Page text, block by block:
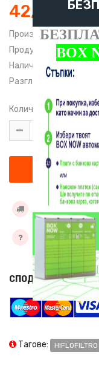
42,10 € /
Производител:
Продуктов код:
Наличност:
Разгледан:
Количество:
УСЛОВИЯ ЗА
ЗАДАЙТЕ
СПОДЕЛИ
Тагове: HIFLOFILTRO
BOX